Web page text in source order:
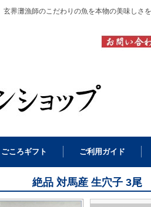
ごころギフト ご利用ガイド
絶品 対馬産 生穴子 3尾